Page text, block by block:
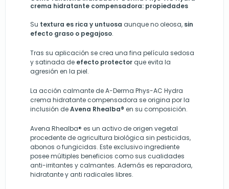
crema hidratante compensadora: propiedades
Su textura es rica y untuosa aunque no oleosa, sin
efecto graso o pegajoso.
Tras su aplicación se crea una fina película sedosa
y satinada de efecto protector que evita la
agresión en la piel.
La acción calmante de A-Derma Phys-AC Hydra
crema hidratante compensadora se origina por la
inclusión deAvena Rhealba® en su composición.
Avena Rhealba® es un activo de origen vegetal
procedente de agricultura biológica sin pesticidas,
abonos o fungicidas. Este exclusivo ingrediente
posee múltiples beneficios como sus cualidades
anti-irritantes y calmantes. Además es reparadora,
hidratante y anti radicales libres.